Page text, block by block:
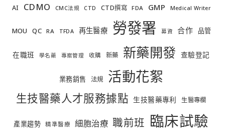
AI CDMO CMC法規 CTD CTD撰寫 FDA GMP Medical Writer
MOU QC RA TFDA 再生醫療 勞發署 募資 合作 品管
在職班 學名藥 專案管理 收購 新藥 新藥開發 查驗登記
業務銷售 法規 活動花絮
生技醫藥人才服務據點 生技醫藥專利 生醫專欄
產業趨勢 精準醫療 細胞治療 職前班 臨床試驗